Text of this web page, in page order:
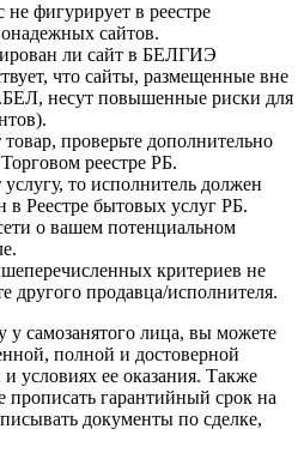
не фигурирует в реестре
сайтов.
ли сайт в БЕЛГИЭ
что сайты, размещенные вне
несут повышенные риски для
проверьте дополнительно
реестре РБ.
услугу, то исполнитель должен
в Реестре бытовых услуг РБ.
о вашем потенциальном
критериев не
продавца/исполнителя.
у самозанятого лица, вы можете
полной и достоверной
условиях ее оказания. Также
прописать гарантийный срок на
документы по сделке,